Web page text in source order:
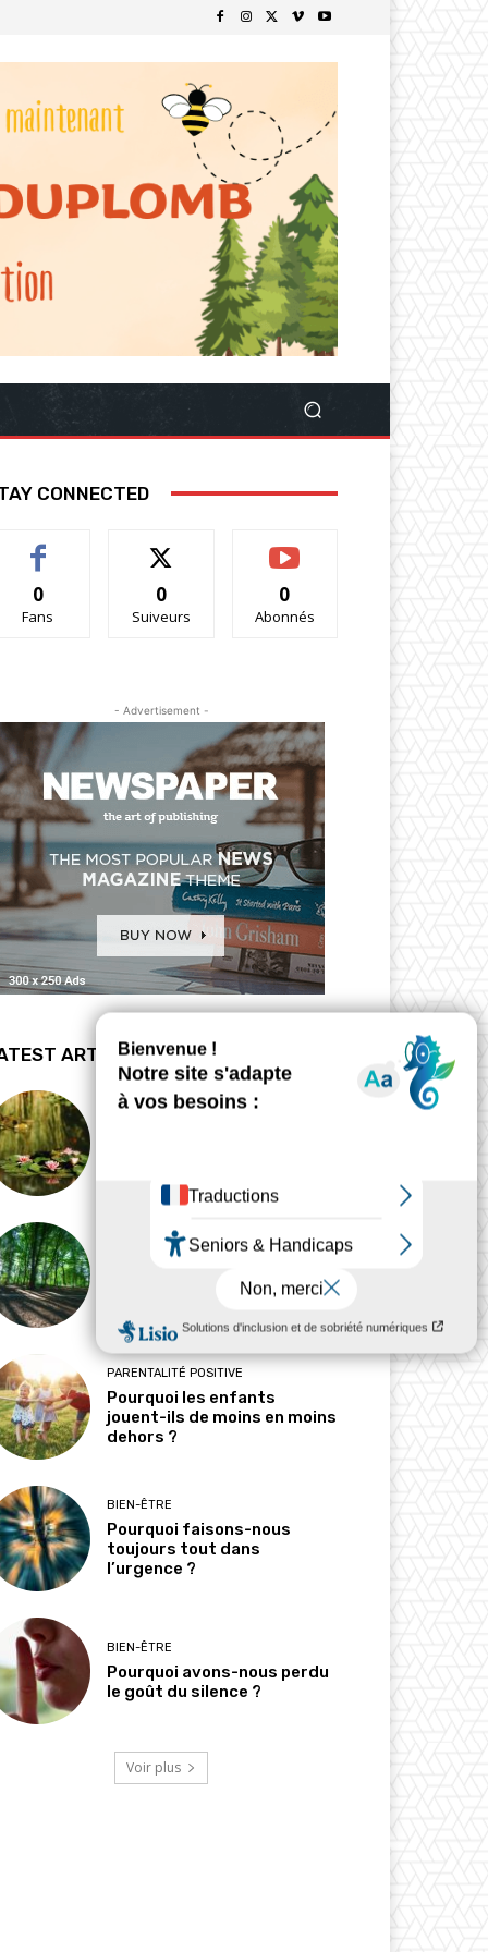
CONNECTED
0
Fans
0
Suiveurs
0
Abonnés
- Advertisement -
ARTICLES
devenue une ressource
PARENTALITÉ POSITIVE
Pourquoi les enfants
jouent-ils de moins en moins
dehors ?
BIEN-ÊTRE
Pourquoi faisons-nous
toujours tout dans
l’urgence ?
BIEN-ÊTRE
Pourquoi avons-nous perdu
le goût du silence ?
Voir plus